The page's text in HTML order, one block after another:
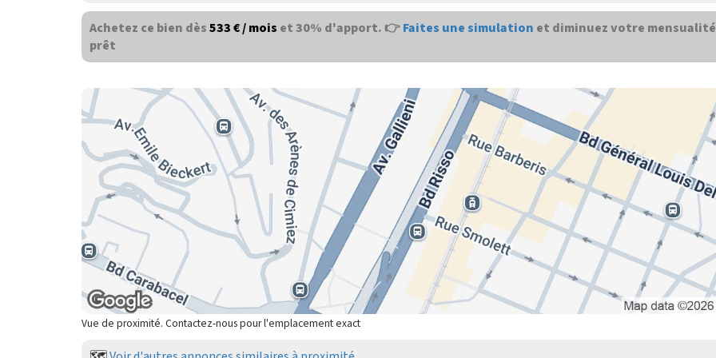
Achetez ce bien dès533 € / mois et 30% d'apport. 👉Faites une simulation et diminuez votre
prêt
Vue de proximité. Contactez-nous pour l'emplacement exact